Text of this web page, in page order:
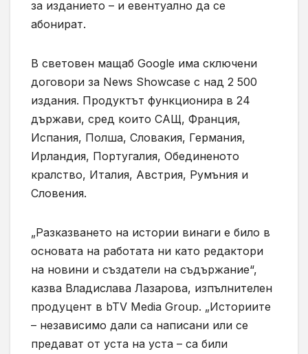
за изданието – и евентуално да се
абонират.
В световен мащаб Google има сключени
договори за News Showcase с над 2 500
издания. Продуктът функционира в 24
държави, сред които САЩ, Франция,
Испания, Полша, Словакия, Германия,
Ирландия, Португалия, Обединеното
кралство, Италия, Австрия, Румъния и
Словения.
„Разказването на истории винаги е било в
основата на работата ни като редактори
на новини и създатели на съдържание“,
казва Владислава Лазарова, изпълнителен
продуцент в bTV Media Group. „Историите
– независимо дали са написани или се
предават от уста на уста – са били